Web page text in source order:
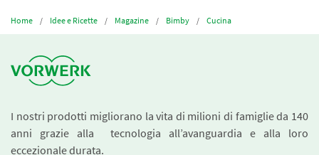
Home Idee e Ricette Magazine Bimby Cucina
I nostri prodotti migliorano la vita di milioni di famiglie da 140
anni grazie alla tecnologia all’avanguardia e alla loro
eccezionale durata.